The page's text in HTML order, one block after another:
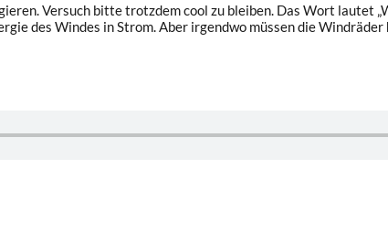
Versuch bitte trotzdem cool zu bleiben. Das Wort lautet
des Windes in Strom. Aber irgendwo müssen die